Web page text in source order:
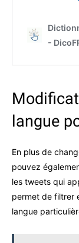
langue
En plus de
pouvez
les tweets qui
permet de filtrer
langue